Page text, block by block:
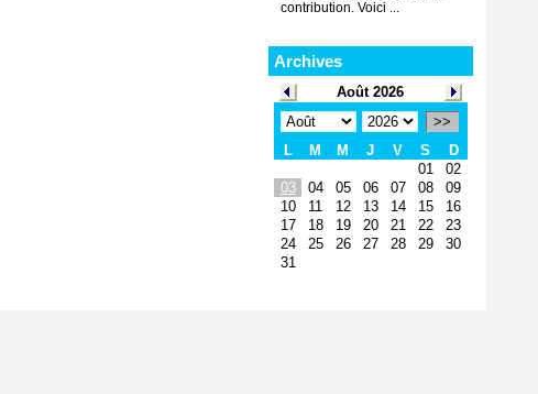
contribution. Voici ...
Archives
Août 2026
>>
L
M M J V S
D
01
02
03
04 05 06 07 08
09
10
11 12 13 14 15
16
17
18 19 20 21 22
23
24
25 26 27 28 29
30
31